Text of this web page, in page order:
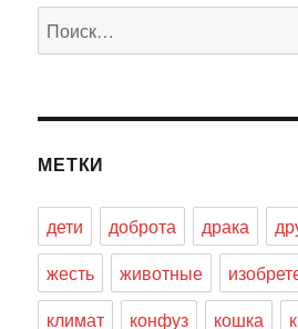
Искать:
МЕТКИ
дети доброта драка
жесть
животные
климат
конфуз кошка